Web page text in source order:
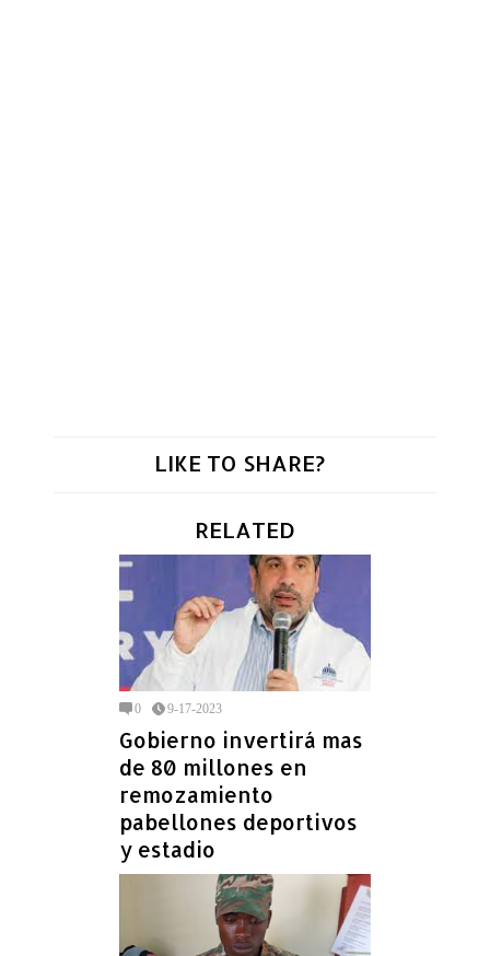
LIKE TO SHARE?
RELATED
0 9-17-2023
Gobierno invertirá mas
de 80 millones en
remozamiento
pabellones deportivos
y estadio